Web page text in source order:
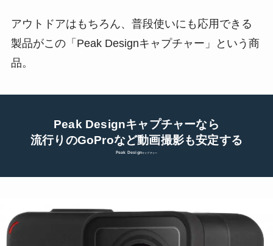
アウトドアはもちろん、普段使いにも応用できる
製品がこの「Peak Designキャプチャー」という商
品。
Peak Designキャプチャーなら
流行りのGoProなど動画撮影も安定する
Peak Designキャプチャー